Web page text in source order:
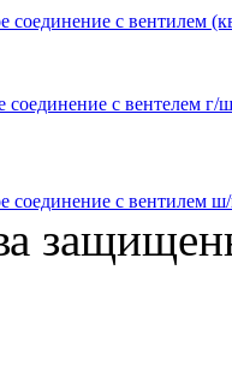
соединение с вентилем
соединение с вентелем г/ш
соединение с вентилем